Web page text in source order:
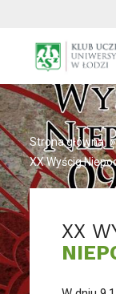
Strona główna
XX Wyścig
XX